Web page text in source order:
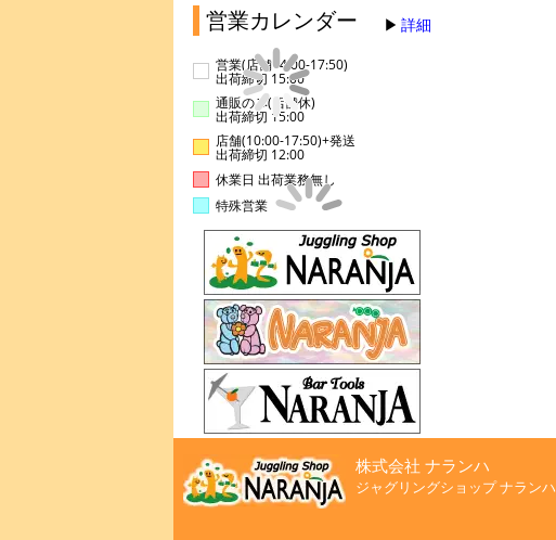
営業カレンダー 詳細
営業(店舗14:00-17:50)
出荷締切 15:00
通販のみ(店舗休)
出荷締切 15:00
店舗(10:00-17:50)+発送
出荷締切 12:00
休業日 出荷業務無し
特殊営業
株式会社 ナランハ
ジャグリングショップ ナランハ